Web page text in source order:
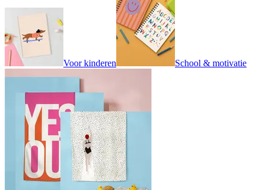
Voor kinderen School & motivatie